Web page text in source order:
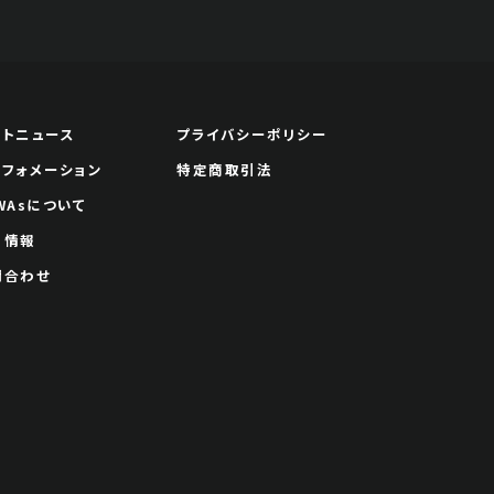
ニュース
ォメーション
について
報
わせ
プライバシーポリシー
特定商取引法